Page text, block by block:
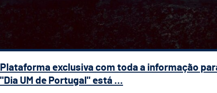
Plataforma exclusiva com toda a informação
"Dia UM de Portugal" está ...